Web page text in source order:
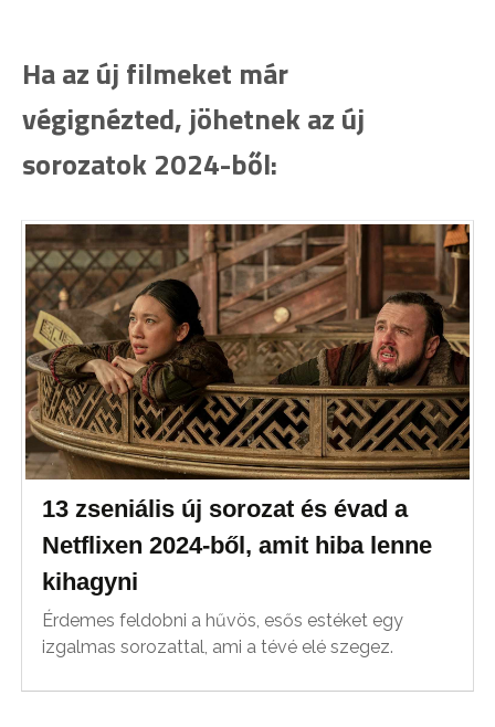
Ha az új filmeket már
végignézted, jöhetnek az új
sorozatok 2024-ből:
13 zseniális új sorozat és évad a
Netflixen 2024-ből, amit hiba lenne
kihagyni
Érdemes feldobni a hűvös, esős estéket egy
izgalmas sorozattal, ami a tévé elé szegez.